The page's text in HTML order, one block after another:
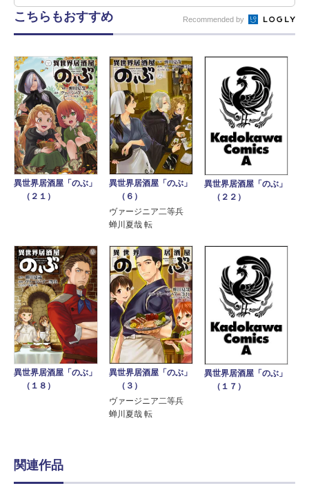
こちらもおすすめ Recommended by
異世界居酒屋「のぶ」
（２１）
異世界居酒屋「のぶ」
（６）
ヴァージニア二等兵
蝉川夏哉 転
異世界居酒屋「のぶ」
（２２）
異世界居酒屋「のぶ」
（１８）
異世界居酒屋「のぶ」
（３）
ヴァージニア二等兵
蝉川夏哉 転
異世界居酒屋「のぶ」
（１７）
関連作品